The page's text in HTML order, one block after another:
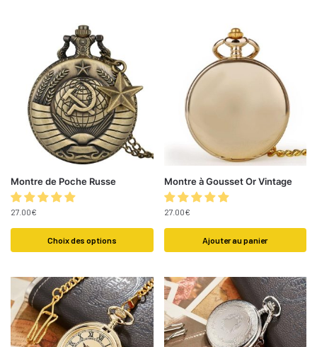
Montre de Poche Russe
27.00€
Choix des options
Montre à Gousset Or Vintage
27.00€
Ajouter au panier